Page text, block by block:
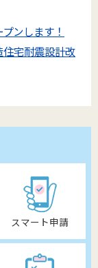
ンします！
宅耐震設計改
スマート申請